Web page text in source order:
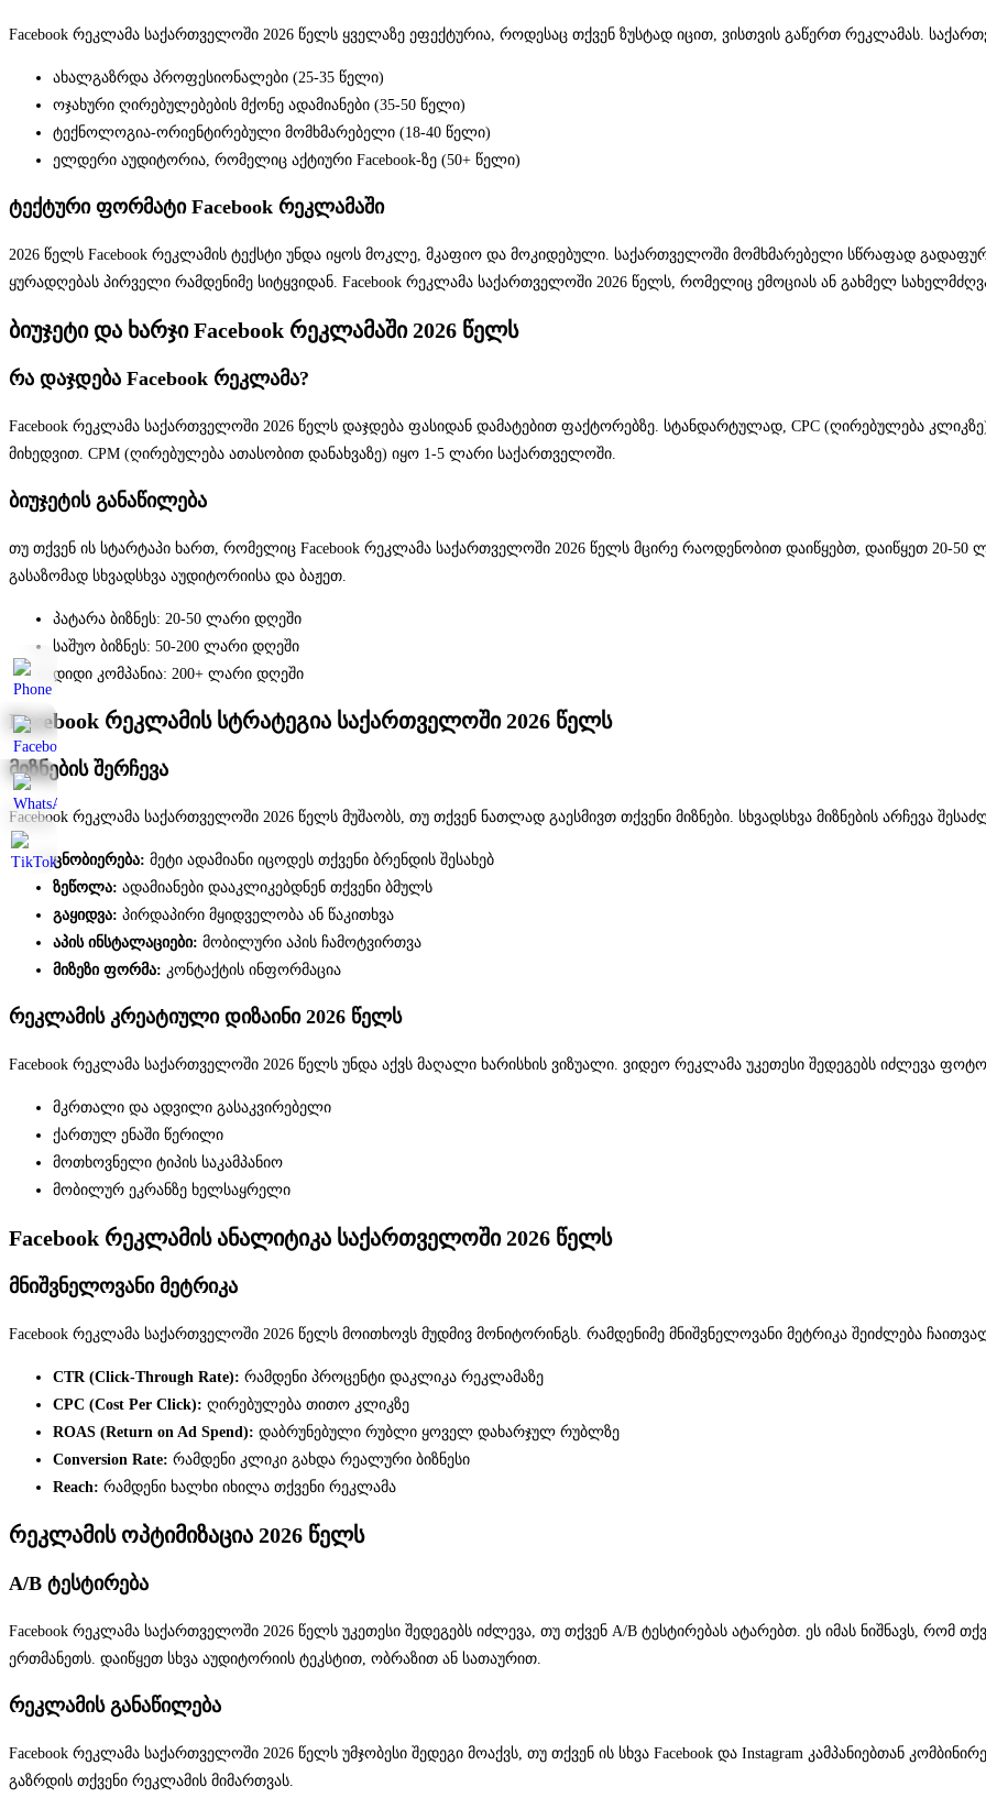
Facebook რეკლამა საქართველოში 2026 წელს ყველაზე ეფექტურია, როდესაც თქვენ ზუსტად იცით, ვისთვის გაწერთ რეკლამას.
ახალგაზრდა პროფესიონალები (25-35 წელი)
ოჯახური ღირებულებების მქონე ადამიანები (35-50 წელი)
ტექნოლოგია-ორიენტირებული მომხმარებელი (18-40 წელი)
ელდერი აუდიტორია, რომელიც აქტიური Facebook-ზე (50+ წელი)
ტექტური ფორმატი Facebook რეკლამაში
2026 წელს Facebook რეკლამის ტექსტი უნდა იყოს მოკლე, მკაფიო და მოკიდებული. საქართველოში მომხმარებელი სწრაფად
ყურადღებას პირველი რამდენიმე სიტყვიდან. Facebook რეკლამა საქართველოში 2026 წელს, რომელიც ემოციას ან გახმელ
ბიუჯეტი და ხარჯი Facebook რეკლამაში 2026 წელს
რა დაჯდება Facebook რეკლამა?
Facebook რეკლამა საქართველოში 2026 წელს დაჯდება ფასიდან დამატებით ფაქტორებზე. სტანდარტულად, CPC (ღირებულება
მიხედვით. CPM (ღირებულება ათასობით დანახვაზე) იყო 1-5 ლარი საქართველოში.
ბიუჯეტის განაწილება
თუ თქვენ ის სტარტაპი ხართ, რომელიც Facebook რეკლამა საქართველოში 2026 წელს მცირე რაოდენობით დაიწყებთ, დაიწყეთ 20-
გასაზომად სხვადსხვა აუდიტორიისა და ბაჟეთ.
პატარა ბიზნეს: 20-50 ლარი დღეში
საშუო ბიზნეს: 50-200 ლარი დღეში
დიდი კომპანია: 200+ ლარი დღეში
Facebook რეკლამის სტრატეგია საქართველოში 2026 წელს
მიზნების შერჩევა
Facebook რეკლამა საქართველოში 2026 წელს მუშაობს, თუ თქვენ ნათლად გაესმივთ თქვენი მიზნები. სხვადსხვა მიზნების არჩევა
ცნობიერება: მეტი ადამიანი იცოდეს თქვენი ბრენდის შესახებ
ზეწოლა: ადამიანები დააკლიკებდნენ თქვენი ბმულს
გაყიდვა: პირდაპირი მყიდველობა ან წაკითხვა
აპის ინსტალაციები: მობილური აპის ჩამოტვირთვა
მიზეზი ფორმა: კონტაქტის ინფორმაცია
რეკლამის კრეატიული დიზაინი 2026 წელს
Facebook რეკლამა საქართველოში 2026 წელს უნდა აქვს მაღალი ხარისხის ვიზუალი. ვიდეო რეკლამა უკეთესი შედეგებს იძლევა
მკრთალი და ადვილი გასაკვირებელი
ქართულ ენაში წერილი
მოთხოვნელი ტიპის საკამპანიო
მობილურ ეკრანზე ხელსაყრელი
Facebook რეკლამის ანალიტიკა საქართველოში 2026 წელს
მნიშვნელოვანი მეტრიკა
Facebook რეკლამა საქართველოში 2026 წელს მოითხოვს მუდმივ მონიტორინგს. რამდენიმე მნიშვნელოვანი მეტრიკა შეიძლება
CTR (Click-Through Rate): რამდენი პროცენტი დაკლიკა რეკლამაზე
CPC (Cost Per Click): ღირებულება თითო კლიკზე
ROAS (Return on Ad Spend): დაბრუნებული რუბლი ყოველ დახარჯულ რუბლზე
Conversion Rate: რამდენი კლიკი გახდა რეალური ბიზნესი
Reach: რამდენი ხალხი იხილა თქვენი რეკლამა
რეკლამის ოპტიმიზაცია 2026 წელს
A/B ტესტირება
Facebook რეკლამა საქართველოში 2026 წელს უკეთესი შედეგებს იძლევა, თუ თქვენ A/B ტესტირებას ატარებთ. ეს იმას ნიშნავს, რომ
ერთმანეთს. დაიწყეთ სხვა აუდიტორიის ტეკსტით, ობრაზით ან სათაურით.
რეკლამის განაწილება
Facebook რეკლამა საქართველოში 2026 წელს უმჯობესი შედეგი მოაქვს, თუ თქვენ ის სხვა Facebook და Instagram კამპანიებთან
გაზრდის თქვენი რეკლამის მიმართვას.